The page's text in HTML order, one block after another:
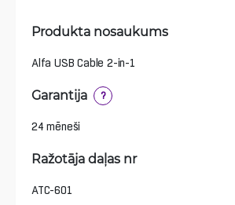
Produkta nosaukums
Alfa USB Cable 2-in-1
Garantija ?
24 mēneši
Ražotāja daļas nr
ATC-601